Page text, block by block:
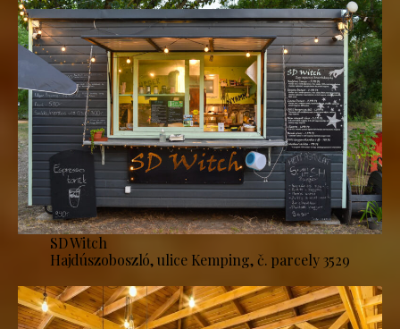
SD Witch
Hajdúszoboszló, ulice Kemping, č. parcely 3529